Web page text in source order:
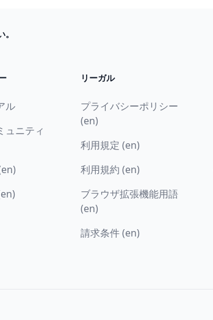
ル
ュニティ
リーガル
プライバシーポリシー
(en)
利用規定 (en)
利用規約 (en)
ブラウザ拡張機能用語
(en)
請求条件 (en)